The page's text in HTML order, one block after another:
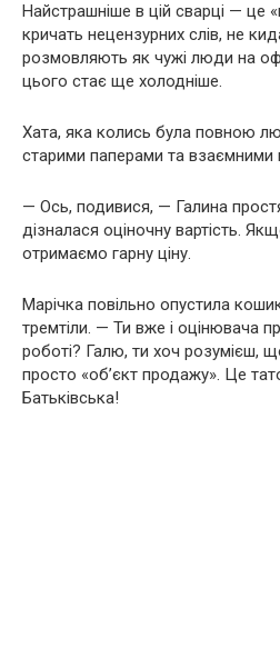
Найстрашніше в цій сварці — це
кричать нецензурних слів, не
розмовляють як чужі люди на
цього стає ще холодніше.
Хата, яка колись була повною
старими паперами та взаємними
— Ось, подивися, — Галина
дізналася оціночну вартість.
отримаємо гарну ціну.
Марічка повільно опустила
тремтіли. — Ти вже і оцінювача
роботі? Галю, ти хоч розумієш,
просто «об’єкт продажу». Це
Батьківська!